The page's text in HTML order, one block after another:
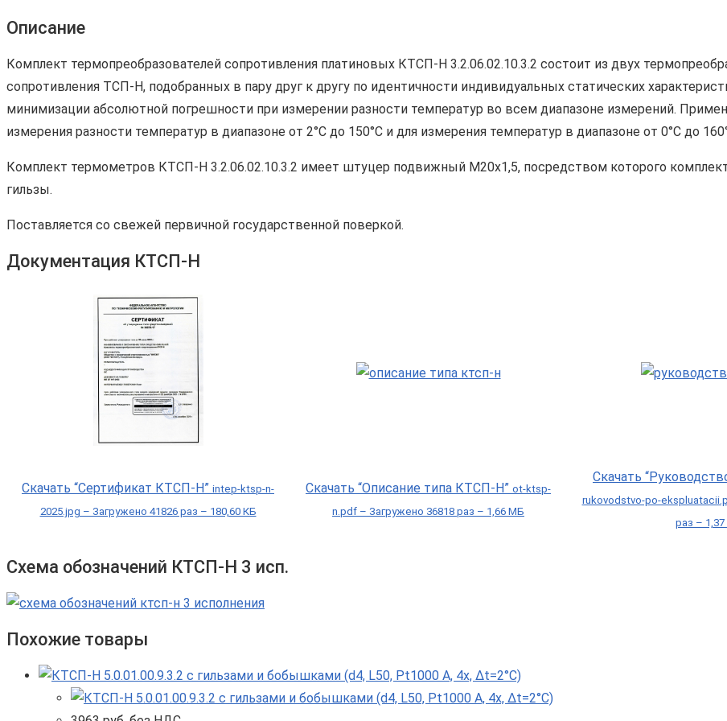
Описание
Комплект термопреобразователей сопротивления платиновых КТСП-Н 3.2.06.02.10.3.2 состоит из двух
сопротивления ТСП-Н, подобранных в пару друг к другу по идентичности индивидуальных статических
минимизации абсолютной погрешности при измерении разности температур во всем диапазоне измерений.
измерения разности температур в диапазоне от 2°С до 150°С и для измерения температур в диапазоне от 0°С до
Комплект термометров КТСП-Н 3.2.06.02.10.3.2 имеет штуцер подвижный М20х1,5, посредством которого
гильзы.
Поставляется со свежей первичной государственной поверкой.
Документация КТСП-Н
Скачать “Сертификат КТСП-Н” intep-ktsp-n-
2025.jpg – Загружено 41826 раз – 180,60 КБ
Скачать “Описание типа КТСП-Н” ot-ktsp-
n.pdf – Загружено 36818 раз – 1,66 МБ
Скачать
rukovodstvo-po-
раз –
Схема обозначений КТСП-Н 3 исп.
Похожие товары